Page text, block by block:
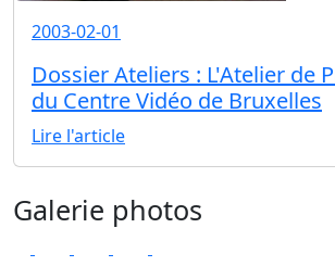
2003-02-01
Dossier Ateliers : L'Atelier de
du Centre Vidéo de Bruxelles
Lire l'article
Galerie photos